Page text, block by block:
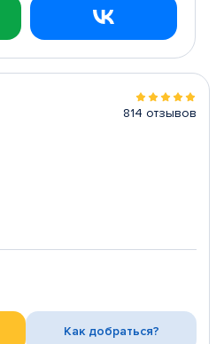
814 отзывов
Как добраться?